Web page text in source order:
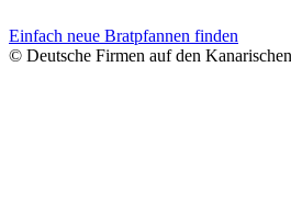
Einfach neue Bratpfannen finden
© Deutsche Firmen auf den